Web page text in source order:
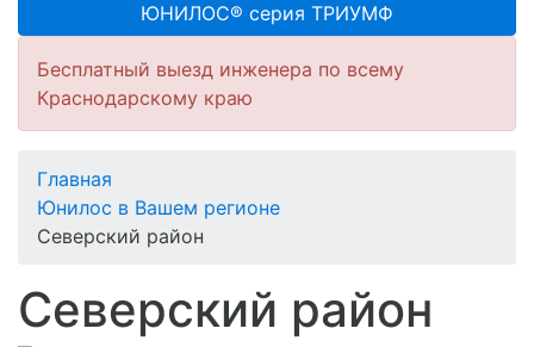
ЮНИЛОС® серия ТРИУМФ
Бесплатный выезд инженера по всему
Краснодарскому краю
Главная
Юнилос в Вашем регионе
Северский район
Северский район